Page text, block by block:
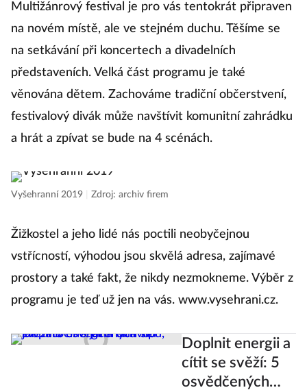
Multižánrový festival je pro vás tentokrát připraven
na novém místě, ale ve stejném duchu. Těšíme se
na setkávání při koncertech a divadelních
představeních. Velká část programu je také
věnována dětem. Zachováme tradiční občerstvení,
festivalový divák může navštívit komunitní zahrádku
a hrát a zpívat se bude na 4 scénách.
Vyšehranní 2019 Zdroj: archiv firem
Žižkostel a jeho lidé nás poctili neobyčejnou
vstřícností, výhodou jsou skvělá adresa, zajímavé
prostory a také fakt, že nikdy nezmokneme. Výběr z
programu je teď už jen na vás. www.vysehrani.cz.
Doplnit energii a
cítit se svěží: 5
osvědčených